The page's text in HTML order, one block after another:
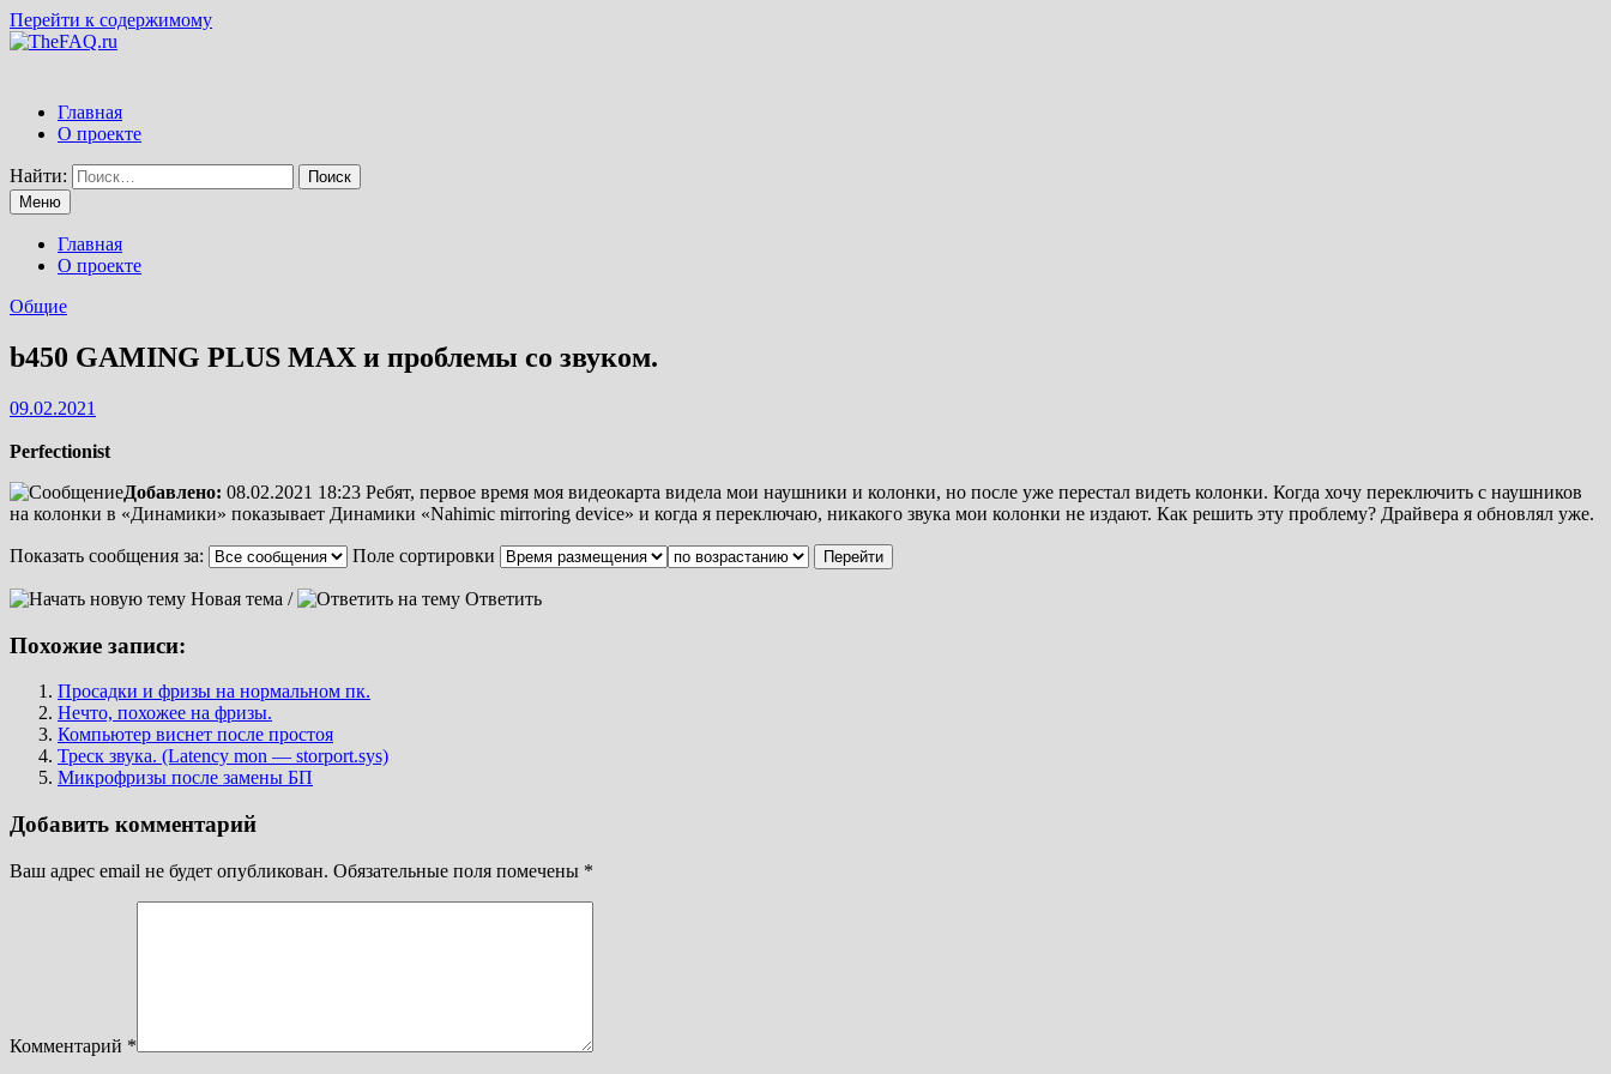
Перейти к содержимому
Главная
О проекте
Найти:
Меню
Главная
О проекте
Общие
b450 GAMING PLUS MAX и проблемы со звуком.
09.02.2021
Perfectionist
Добавлено: 08.02.2021 18:23 Ребят, первое время моя видеокарта видела мои наушники и колонки, но после уже перестал видеть колонки. Когда хочу переключить с наушников
на колонки в «Динамики» показывает Динамики «Nahimic mirroring device» и когда я переключаю, никакого звука мои колонки не издают. Как решить эту проблему? Драйвера я обновлял уже.
Показать сообщения за: Поле сортировки
Новая тема / Ответить
Похожие записи:
Просадки и фризы на нормальном пк.
Нечто, похожее на фризы.
Компьютер виснет после простоя
Треск звука. (Latency mon — storport.sys)
Микрофризы после замены БП
Добавить комментарий
Ваш адрес email не будет опубликован. Обязательные поля помечены *
Комментарий *